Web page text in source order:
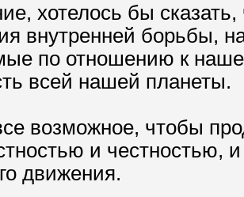
хотелось бы
внутренней борьбы,
по отношению к
всей нашей планеты.
возможное, чтобы
и честностью,
движения.